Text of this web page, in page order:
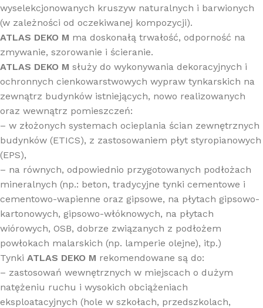
wyselekcjonowanych kruszyw naturalnych i barwionych
(w zależności od oczekiwanej kompozycji).
ATLAS DEKO M ma doskonałą trwałość, odporność na
zmywanie, szorowanie i ścieranie.
ATLAS DEKO M służy do wykonywania dekoracyjnych i
ochronnych cienkowarstwowych wypraw tynkarskich na
zewnątrz budynków istniejących, nowo realizowanych
oraz wewnątrz pomieszczeń:
– w złożonych systemach ocieplania ścian zewnętrznych
budynków (ETICS), z zastosowaniem płyt styropianowych
(EPS),
– na równych, odpowiednio przygotowanych podłożach
mineralnych (np.: beton, tradycyjne tynki cementowe i
cementowo-wapienne oraz gipsowe, na płytach gipsowo-
kartonowych, gipsowo-włóknowych, na płytach
wiórowych, OSB, dobrze związanych z podłożem
powłokach malarskich (np. lamperie olejne), itp.)
Tynki ATLAS DEKO M rekomendowane są do:
– zastosowań wewnętrznych w miejscach o dużym
natężeniu ruchu i wysokich obciążeniach
eksploatacyjnych (hole w szkołach, przedszkolach,